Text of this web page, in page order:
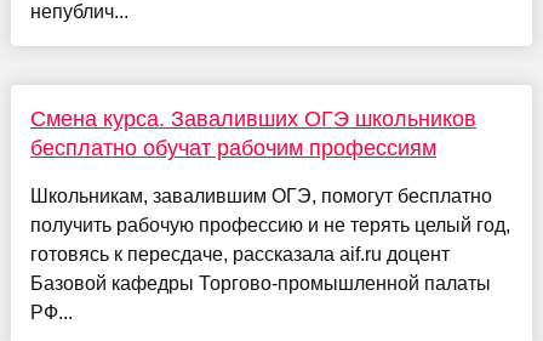
непублич...
Смена курса. Заваливших ОГЭ школьников
бесплатно обучат рабочим профессиям
Школьникам, завалившим ОГЭ, помогут бесплатно
получить рабочую профессию и не терять целый год,
готовясь к пересдаче, рассказала aif.ru доцент
Базовой кафедры Торгово-промышленной палаты
РФ...